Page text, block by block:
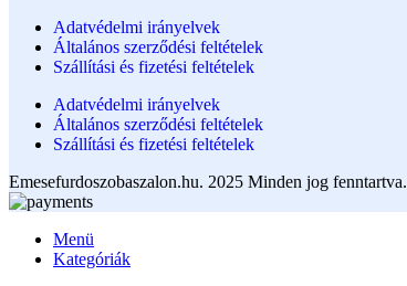
Adatvédelmi irányelvek
Általános szerződési feltételek
Szállítási és fizetési feltételek
Adatvédelmi irányelvek
Általános szerződési feltételek
Szállítási és fizetési feltételek
Emesefurdoszobaszalon.hu. 2025 Minden jog fenntartva.
Menü
Kategóriák